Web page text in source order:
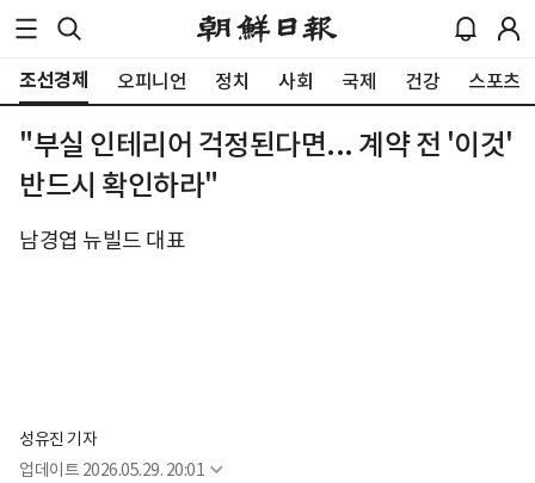
조선경제 오피니언 정치 사회 국제 건강 스포츠
"부실 인테리어 걱정된다면... 계약 전 '이것'
반드시 확인하라"
남경엽 뉴빌드 대표
성유진 기자
업데이트 2026.05.29. 20:01